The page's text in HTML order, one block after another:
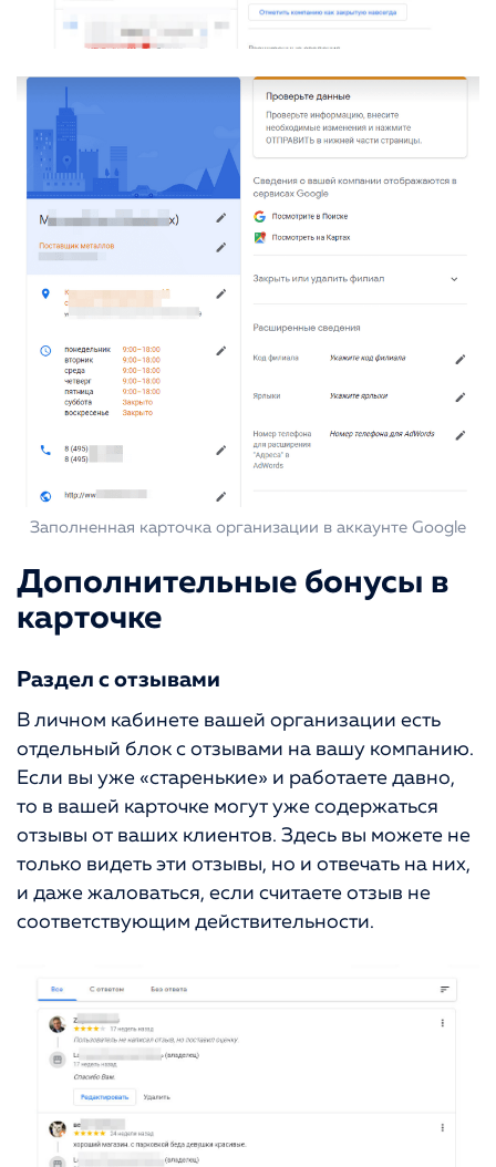
Заполненная карточка организации в аккаунте Google
Дополнительные бонусы в
карточке
Раздел с отзывами
В личном кабинете вашей организации есть
отдельный блок с отзывами на вашу компанию.
Если вы уже «старенькие» и работаете давно,
то в вашей карточке могут уже содержаться
отзывы от ваших клиентов. Здесь вы можете не
только видеть эти отзывы, но и отвечать на них,
и даже жаловаться, если считаете отзыв не
соответствующим действительности.